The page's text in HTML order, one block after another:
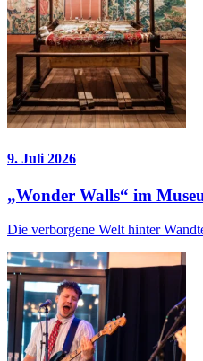
9. Juli 2026
„Wonder Walls“ im
Die verborgene Welt hinter